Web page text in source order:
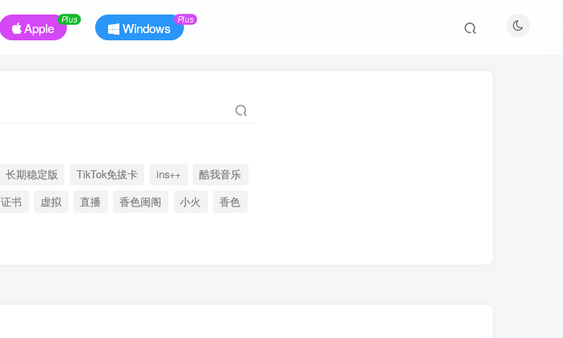
Apple
Plus
Windows
Plus
长期稳定版 TikTok免拔卡 ins++
酷我音乐
证书 虚拟 直播 香色闺阁 小火
香色